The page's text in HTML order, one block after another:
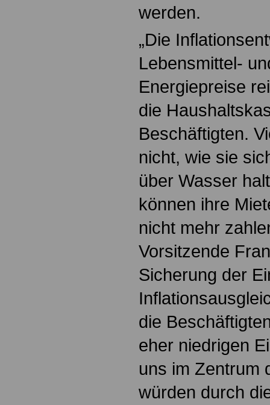
werden.
„Die
Lebensmittel-
Energiepreise
die
Beschäftigten.
nicht, wie sie
über Wasser
können ihre
nicht mehr
Vorsitzende
Sicherung der
die
eher niedrigen
uns im Zentrum
würden durch